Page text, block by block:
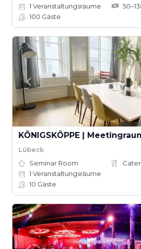
1 Veranstaltungsräume
100 Gäste
KÖNIGSKÖPPE |
Lübeck
Seminar Room
1 Veranstaltungsräume
10 Gäste